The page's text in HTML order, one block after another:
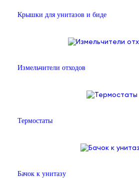
Крышки для унитазов и биде
Измельчители отходов
Термостаты
Бачок к унитазу